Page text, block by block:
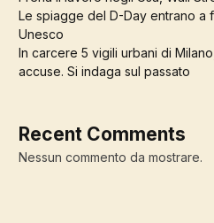
Le spiagge del D-Day entrano a
Unesco
In carcere 5 vigili urbani di
accuse. Si indaga sul passato
Recent Comments
Nessun commento da mostrare.